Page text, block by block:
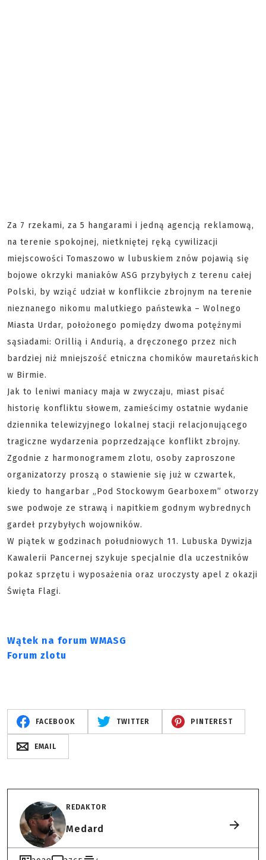
Za 7 rzekami, za 5 hangarami i jedną agencją reklamową,
na terenie spokojnej, nietkniętej ręką cywilizacji
miejscowości Tomaszowo w lubuskiem znów pojawią się
bojowe okrzyki maniaków ASG przybyłych z terenu całej
Polski, by wziąć udział w konflikcie zbrojnym na terenie
nieznanego nikomu malutkiego państewka – Wolnego
Miasta Urdar, położonego pomiędzy dwoma potężnymi
sąsiadami: Orillią i Andurią, a dręczonego przez nich
bardziej niż mniejszość etniczna chomików mauretańskich
w Birmie.
Jak to leniwi maniacy maja w zwyczaju, miast pisać
historię konfliktu słowem, zamieścimy ostatnie wydanie
dziennika telewizyjnego lokalnej stacji relacjonującego
tragiczne wydarzenia poprzedzające konflikt zbrojny.
Zgodnie z harmonogramem zlotu, osoby zaproszone
organizatorzy proszą o stawienie się już w czwartek,
kiedy to hangarbar „Pod Stockowym Gearboxem” otworzy
swe podwoje ze strawą i napitkiem godnym wybrednych
gardeł przybyłych wojowników.
W piątek w godzinach południowych 11. Lubuska Dywizja
Kawalerii Pancernej szykuje specjalnie dla uczestników
pokaz sprzętu i wyposażenia oraz uroczysty apel z okazji
Święta Flagi.
Wątek na forum WMASG
Forum zlotu
FACEBOOK TWITTER PINTEREST
EMAIL
REDAKTOR
Medard